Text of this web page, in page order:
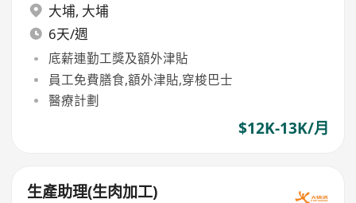
大埔, 大埔
6天/週
底薪連勤工獎及額外津貼
員工免費膳食,額外津貼,穿梭巴士
醫療計劃
$12K-13K/月
生產助理(生肉加工)